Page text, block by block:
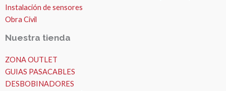
Instalación de sensores
Obra Civil
Nuestra tienda
ZONA OUTLET
GUIAS PASACABLES
DESBOBINADORES